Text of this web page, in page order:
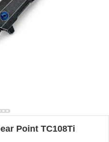
Point TC108Ti